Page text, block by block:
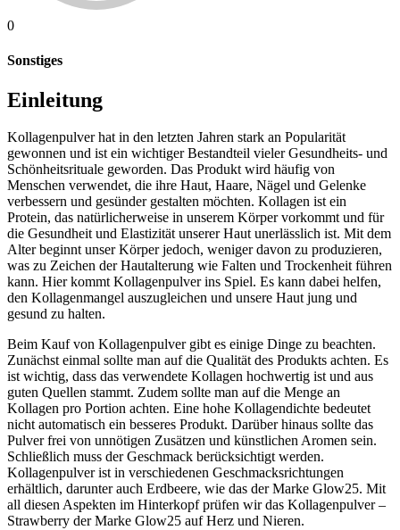
0
Sonstiges
Einleitung
Kollagenpulver hat in den letzten Jahren stark an Popularität
gewonnen und ist ein wichtiger Bestandteil vieler Gesundheits- und
Schönheitsrituale geworden. Das Produkt wird häufig von
Menschen verwendet, die ihre Haut, Haare, Nägel und Gelenke
verbessern und gesünder gestalten möchten. Kollagen ist ein
Protein, das natürlicherweise in unserem Körper vorkommt und für
die Gesundheit und Elastizität unserer Haut unerlässlich ist. Mit dem
Alter beginnt unser Körper jedoch, weniger davon zu produzieren,
was zu Zeichen der Hautalterung wie Falten und Trockenheit führen
kann. Hier kommt Kollagenpulver ins Spiel. Es kann dabei helfen,
den Kollagenmangel auszugleichen und unsere Haut jung und
gesund zu halten.
Beim Kauf von Kollagenpulver gibt es einige Dinge zu beachten.
Zunächst einmal sollte man auf die Qualität des Produkts achten. Es
ist wichtig, dass das verwendete Kollagen hochwertig ist und aus
guten Quellen stammt. Zudem sollte man auf die Menge an
Kollagen pro Portion achten. Eine hohe Kollagendichte bedeutet
nicht automatisch ein besseres Produkt. Darüber hinaus sollte das
Pulver frei von unnötigen Zusätzen und künstlichen Aromen sein.
Schließlich muss der Geschmack berücksichtigt werden.
Kollagenpulver ist in verschiedenen Geschmacksrichtungen
erhältlich, darunter auch Erdbeere, wie das der Marke Glow25. Mit
all diesen Aspekten im Hinterkopf prüfen wir das Kollagenpulver –
Strawberry der Marke Glow25 auf Herz und Nieren.